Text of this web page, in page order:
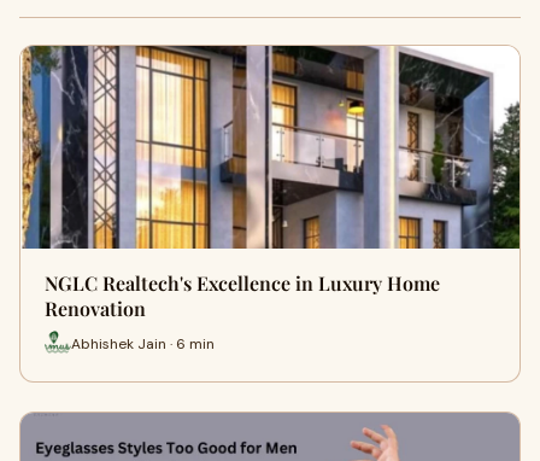
NGLC Realtech's Excellence in Luxury Home
Renovation
Abhishek Jain · 6 min